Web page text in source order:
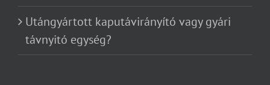
Utángyártott kaputávirányító vagy gyári
távnyitó egység?